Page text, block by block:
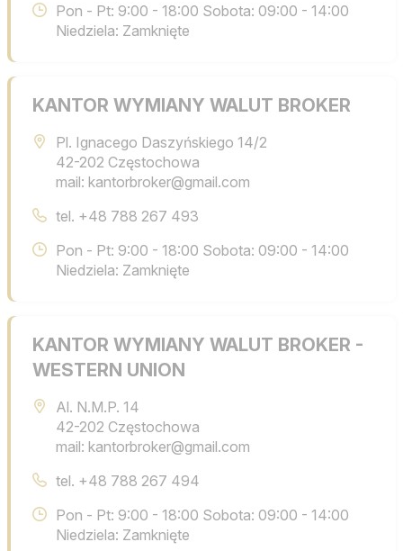
Pon - Pt: 9:00 - 18:00 Sobota: 09:00 - 14:00
Niedziela: Zamknięte
KANTOR WYMIANY WALUT BROKER
Pl. Ignacego Daszyńskiego 14/2
42-202 Częstochowa
mail: kantorbroker@gmail.com
tel. +48 788 267 493
Pon - Pt: 9:00 - 18:00 Sobota: 09:00 - 14:00
Niedziela: Zamknięte
KANTOR WYMIANY WALUT BROKER -
WESTERN UNION
Al. N.M.P. 14
42-202 Częstochowa
mail: kantorbroker@gmail.com
tel. +48 788 267 494
Pon - Pt: 9:00 - 18:00 Sobota: 09:00 - 14:00
Niedziela: Zamknięte